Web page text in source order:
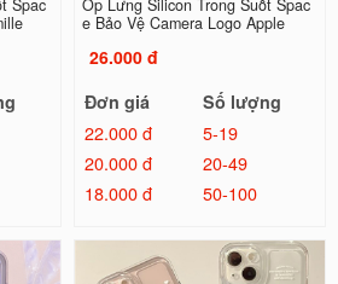
Spac
Ốp Lưng Silicon Trong Suốt Spac
e Bảo Vệ Camera Logo Apple
26.000 đ
Đơn giá
Số lượng
22.000 đ
5-19
20.000 đ
20-49
18.000 đ
50-100